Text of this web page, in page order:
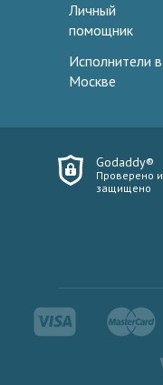
Личный
помощник
Исполнители в
Москве
Godaddy®
Проверено и
защищено